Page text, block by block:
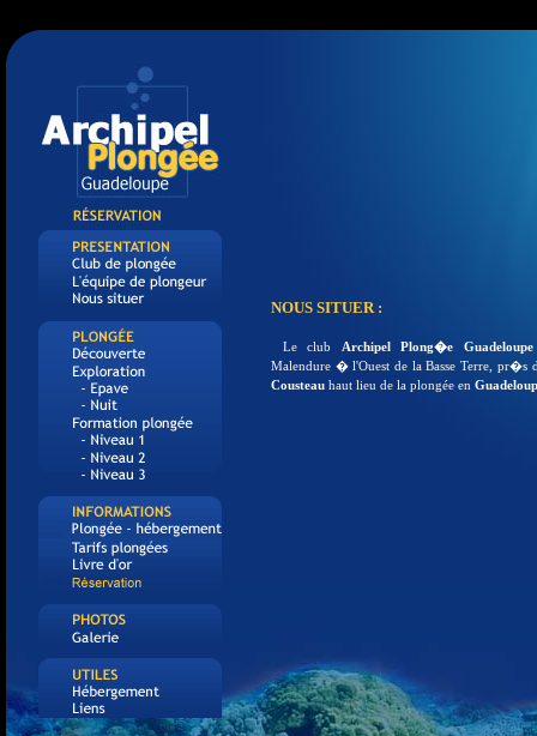
NOUS SITUER :
Le club Archipel Plong�e Guadeloupe
Malendure � l'Ouest de la Basse Terre, pr�s
Cousteau haut lieu de la plongée en